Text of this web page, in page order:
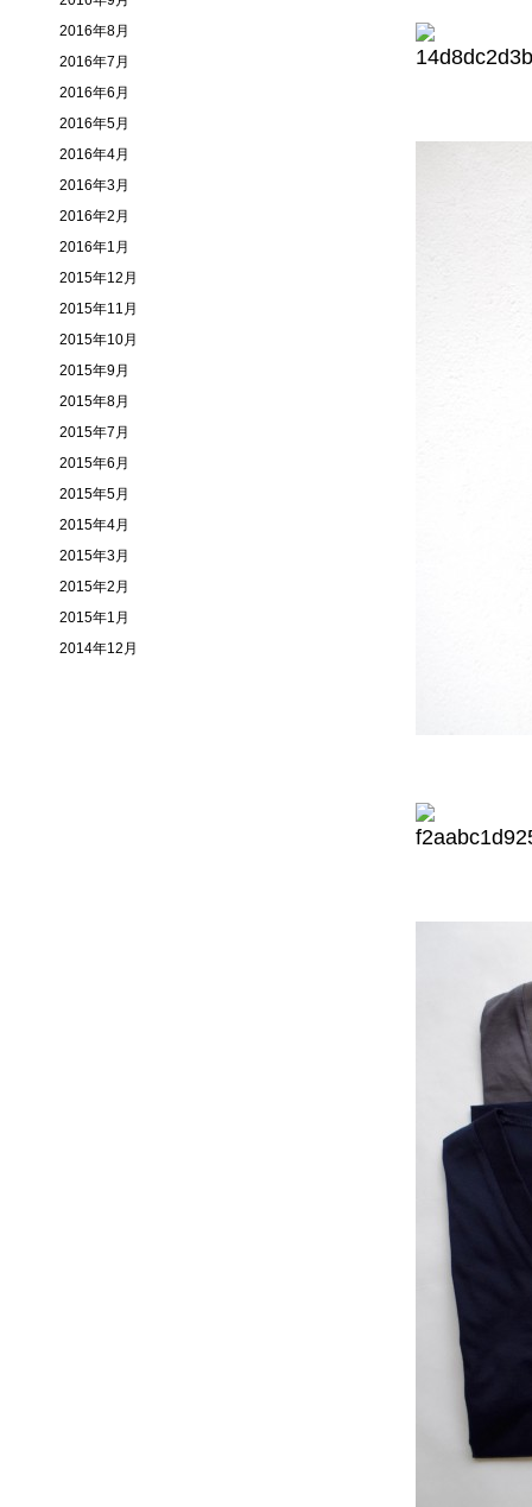
2016年8月
2016年7月
2016年6月
2016年5月
2016年4月
2016年3月
2016年2月
2016年1月
2015年12月
2015年11月
2015年10月
2015年9月
2015年8月
2015年7月
2015年6月
2015年5月
2015年4月
2015年3月
2015年2月
2015年1月
2014年12月